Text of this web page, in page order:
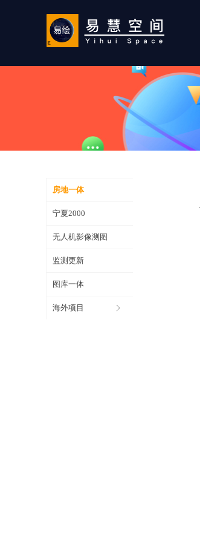
房地一体
宁夏2000
无人机影像测图
监测更新
图库一体
海外项目 ꁕ